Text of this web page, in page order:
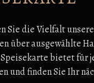
Sie die Vielfalt
über ausgewählte
bietet für
und finden Sie Ihr